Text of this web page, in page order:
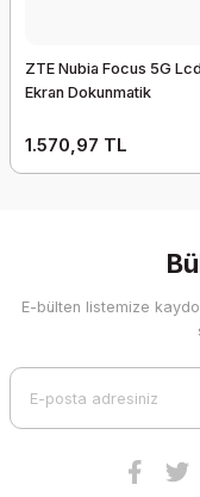
ZTE Nubia Focus 5G Lcd
Ekran Dokunmatik
1.570,97 TL
E-bülten listemize